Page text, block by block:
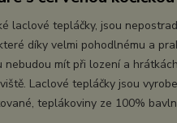
laclové tepláčky, jsou
díky velmi pohodlnému a
nebudou mít při lození a
Laclové tepláčky jsou
teplákoviny ze 100%